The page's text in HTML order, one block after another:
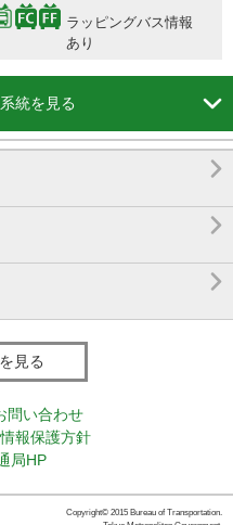
ラッピングバス情報
あり
統を見る 



見る
問い合わせ
報保護方針
局HP
Copyright© 2015 Bureau of Transportation.